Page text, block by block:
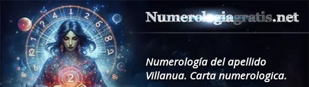
Numerología del apellido
Villanua. Carta numerologica.